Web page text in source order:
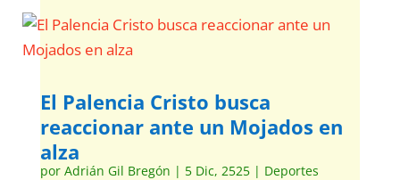
El Palencia Cristo busca
reaccionar ante un Mojados en
alza
por Adrián Gil Bregón | 5 Dic, 2525| Deportes